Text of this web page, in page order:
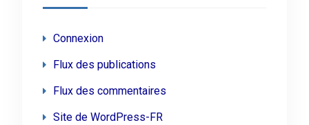
Connexion
Flux des publications
Flux des commentaires
Site de WordPress-FR